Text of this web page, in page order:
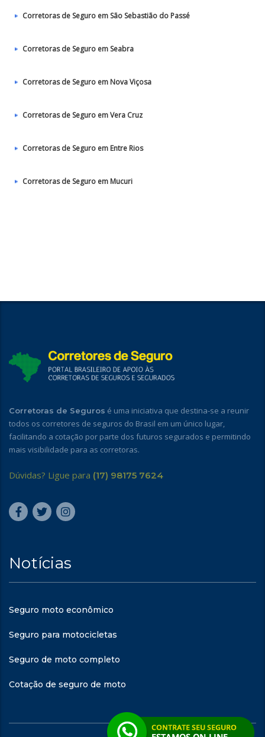
Corretoras de Seguro em São Sebastião do Passé
Corretoras de Seguro em Seabra
Corretoras de Seguro em Nova Viçosa
Corretoras de Seguro em Vera Cruz
Corretoras de Seguro em Entre Rios
Corretoras de Seguro em Mucuri
Corretoras de Seguros é uma iniciativa que destina-se a reunir
todos os corretores de seguros do Brasil em um único lugar,
facilitando a cotação por parte dos futuros segurados e permitindo
mais visibilidade para as corretoras.
Dúvidas? Ligue para (17) 98175 7624
Notícias
Seguro moto econômico
Seguro para motocicletas
Seguro de moto completo
Cotação de seguro de moto